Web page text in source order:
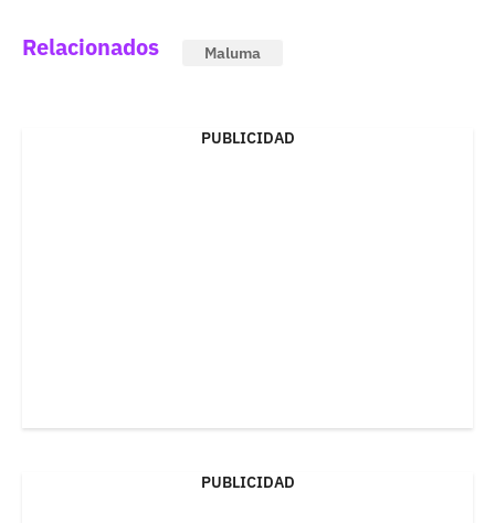
Relacionados Maluma
PUBLICIDAD
PUBLICIDAD